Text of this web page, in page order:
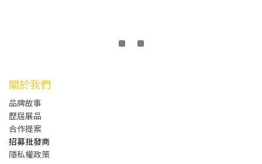
關於我們
品牌故事
歷屆展品
合作提案
招募批發商
隱私權政策